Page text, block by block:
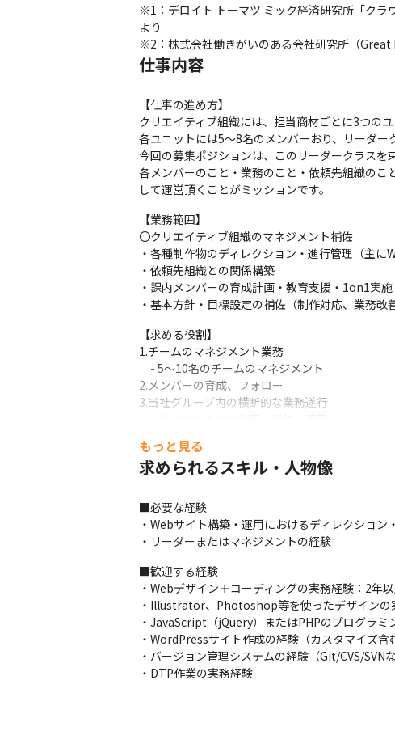
※1：デロイト トーマツ ミック経済研究所「ク
より
※2：株式会社働きがいのある会社研究所（
仕事内容
【仕事の進め方】
クリエイティブ組織には、担当商材ごとに3つのユ
各ユニットには5～8名のメンバーおり、リーダー
今回の募集ポジションは、このリーダークラスを
各メンバーのこと・業務のこと・依頼先組織の
して運営頂くことがミッションです。
【業務範囲】
〇クリエイティブ組織のマネジメント補佐
・各種制作物のディレクション・進行管理（主に
・依頼先組織との関係構築
・課内メンバーの育成計画・教育支援・1on1実施
・基本方針・目標設定の補佐（制作対応、業務改
【求める役割】
1.チームのマネジメント業務
- 5～10名のチームのマネジメント
2.メンバーの育成、フォロー
3.当社グループ内の横断的な業務遂行
- 依頼先組織との関係構築
もっと見る
求められるスキル・人物像
■必要な経験
・Webサイト構築・運用におけるディレクショ
・リーダーまたはマネジメントの経験
■歓迎する経験
・Webデザイン＋コーディングの実務経験：2年
・Illustrator、Photoshop等を使ったデザインの
・JavaScript（jQuery）またはPHPのプログラミ
・WordPressサイト作成の経験（カスタマイズ含
・バージョン管理システムの経験（Git/CVS/SVN
・DTP作業の実務経験